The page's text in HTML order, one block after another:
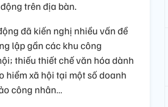
trên địa bàn.
đã kiến nghị nhiều vấn đề
lập gần các khu công
thiếu thiết chế văn hóa dành
hiểm xã hội tại một số doanh
công nhân…